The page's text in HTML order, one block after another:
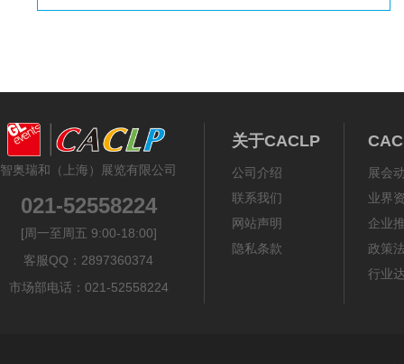
智奥瑞和（上海）展览有限公司
021-52558224
[周一至周五 9:00-18:00]
客服QQ：2897360374
市场部电话：021-52558224
关于CACLP
公司介绍
联系我们
网站声明
隐私条款
展会
业界
企业
政策
行业